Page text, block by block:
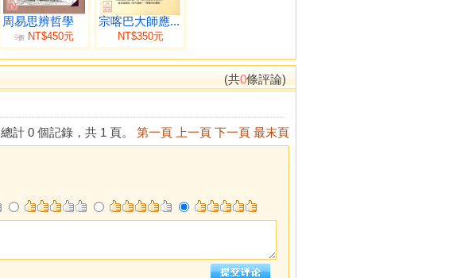
周易思辨哲學
9折 NT$450元
宗喀巴大師應...
NT$350元
(共0條評論)
總計 0 個記錄，共 1 頁。 第一頁 上一頁 下一頁 最末頁